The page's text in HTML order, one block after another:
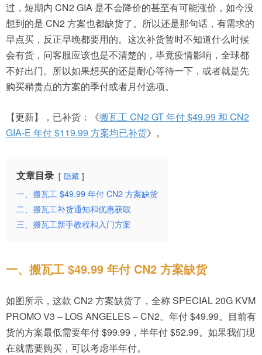
过，短期内 CN2 GIA 是不会降价的甚至有可能涨价，如今没
想到的是 CN2 方案也都缺货了。所以还是那句话，有需求的
早点买，反正早晚都要用的。这次补货暂时不知道什么时候
会有货，问客服应该也是不清楚的，毕竟疫情影响，全球都
不好出门。所以如果想买的还是耐心等待一下，或者就是先
购买稍贵点的方案的季付或者月付选项。
【更新】，已补货：《搬瓦工 CN2 GT 年付 $49.99 和 CN2
GIA-E 年付 $119.99 方案均已补货》。
文章目录 隐藏
一、搬瓦工 $49.99 年付 CN2 方案缺货
二、搬瓦工补货通知和优惠获取
三、搬瓦工新手教程和入门方案
一、搬瓦工 $49.99 年付 CN2 方案缺货
如图所示，这款 CN2 方案缺货了，全称 SPECIAL 20G KVM
PROMO V3 – LOS ANGELES – CN2。年付 $49.99。目前有
货的方案最低需要年付 $99.99，半年付 $52.99。如果我们现
在就需要购买，可以考虑半年付。